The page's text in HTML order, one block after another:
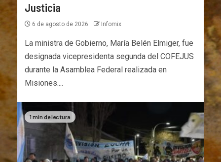
Justicia
6 de agosto de 2026 Infomix
La ministra de Gobierno, María Belén Elmiger, fue
designada vicepresidenta segunda del COFEJUS
durante la Asamblea Federal realizada en
Misiones....
1 min de lectura